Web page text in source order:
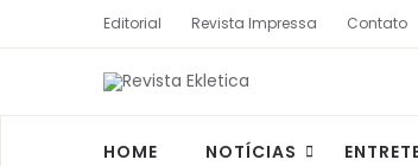
Editorial Revista Impressa Contato
HOME NOTÍCIAS